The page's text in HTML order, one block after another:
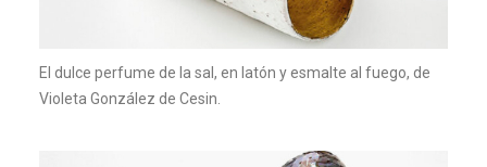
El dulce perfume de la sal, en latón y esmalte al fuego, de
Violeta González de Cesin.